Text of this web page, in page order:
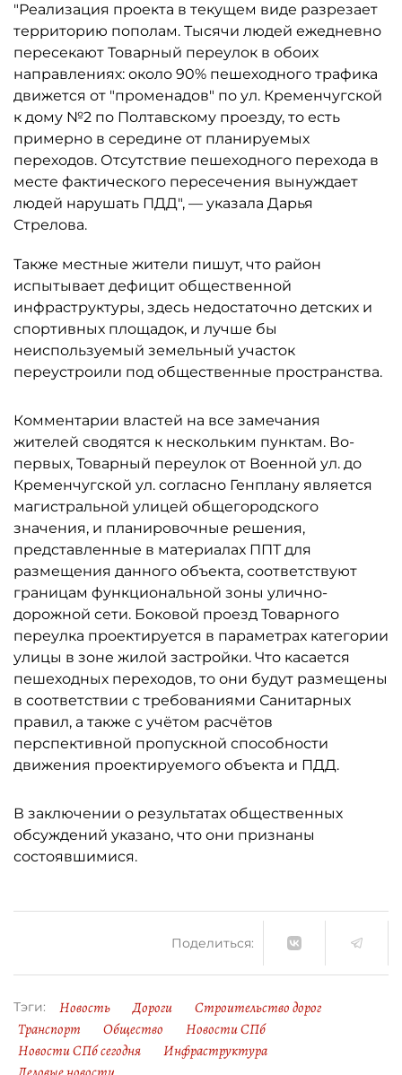
"Реализация проекта в текущем виде разрезает
территорию пополам. Тысячи людей ежедневно
пересекают Товарный переулок в обоих
направлениях: около 90% пешеходного трафика
движется от "променадов" по ул. Кременчугской
к дому №2 по Полтавскому проезду, то есть
примерно в середине от планируемых
переходов. Отсутствие пешеходного перехода в
месте фактического пересечения вынуждает
людей нарушать ПДД", — указала Дарья
Стрелова.
Также местные жители пишут, что район
испытывает дефицит общественной
инфраструктуры, здесь недостаточно детских и
спортивных площадок, и лучше бы
неиспользуемый земельный участок
переустроили под общественные пространства.
Комментарии властей на все замечания
жителей сводятся к нескольким пунктам. Во-
первых, Товарный переулок от Военной ул. до
Кременчугской ул. согласно Генплану является
магистральной улицей общегородского
значения, и планировочные решения,
представленные в материалах ППТ для
размещения данного объекта, соответствуют
границам функциональной зоны улично-
дорожной сети. Боковой проезд Товарного
переулка проектируется в параметрах категории
улицы в зоне жилой застройки. Что касается
пешеходных переходов, то они будут размещены
в соответствии с требованиями Санитарных
правил, а также с учётом расчётов
перспективной пропускной способности
движения проектируемого объекта и ПДД.
В заключении о результатах общественных
обсуждений указано, что они признаны
состоявшимися.
Поделиться:
Тэги: Новость Дороги
Строительство дорог
Транспорт
Общество
Новости СПб
Новости СПб сегодня
Инфраструктура